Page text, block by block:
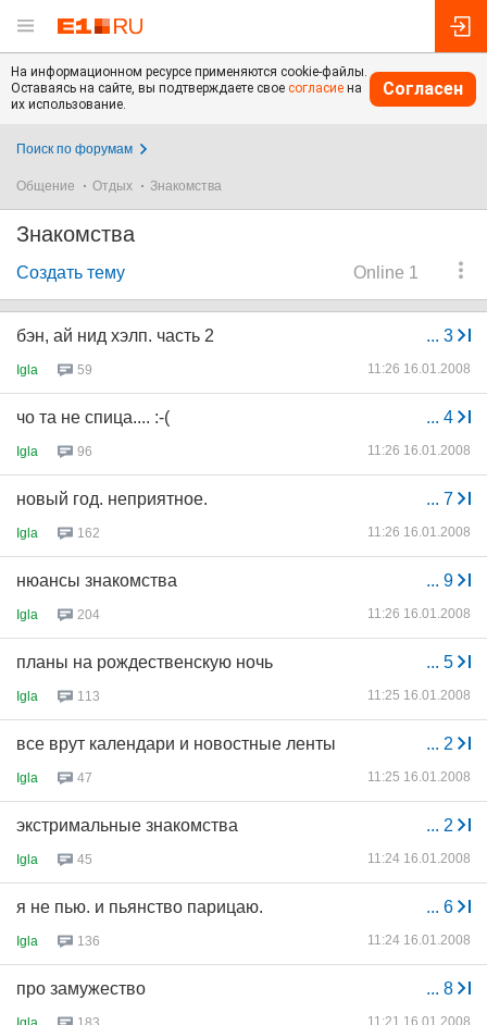
На информационном ресурсе применяются cookie-файлы.
Оставаясь на сайте, вы подтверждаете свое согласие на
их использование.
Согласен
Поиск по форумам
Общение Отдых Знакомства
Знакомства
Online 1
Создать тему
... 3
бэн, ай нид хэлп. часть 2
Igla 59 11:26 16.01.2008
... 4
чо та не спица.... :-(
Igla 96 11:26 16.01.2008
... 7
новый год. неприятное.
Igla 162 11:26 16.01.2008
... 9
нюансы знакомства
Igla 204 11:26 16.01.2008
... 5
планы на рождественскую ночь
Igla 113 11:25 16.01.2008
... 2
все врут календари и новостные ленты
Igla 47 11:25 16.01.2008
... 2
экстримальные знакомства
Igla 45 11:24 16.01.2008
... 6
я не пью. и пьянство парицаю.
Igla 136 11:24 16.01.2008
... 8
про замужество
11:21 16.01.2008